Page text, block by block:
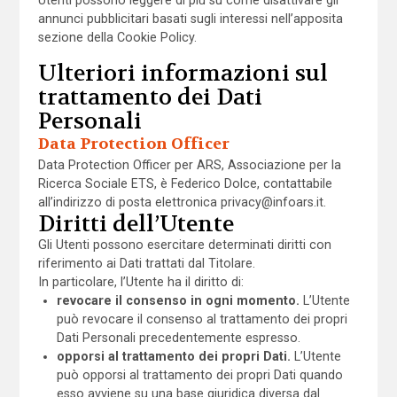
annunci pubblicitari basati sugli interessi nell’apposita
sezione della Cookie Policy.
Ulteriori informazioni sul
trattamento dei Dati
Personali
Data Protection Officer
Data Protection Officer per ARS, Associazione per la
Ricerca Sociale ETS, è Federico Dolce, contattabile
all’indirizzo di posta elettronica privacy@infoars.it.
Diritti dell’Utente
Gli Utenti possono esercitare determinati diritti con
riferimento ai Dati trattati dal Titolare.
In particolare, l’Utente ha il diritto di:
revocare il consenso in ogni momento. L’Utente
può revocare il consenso al trattamento dei propri
Dati Personali precedentemente espresso.
opporsi al trattamento dei propri Dati. L’Utente
può opporsi al trattamento dei propri Dati quando
esso avviene su una base giuridica diversa dal